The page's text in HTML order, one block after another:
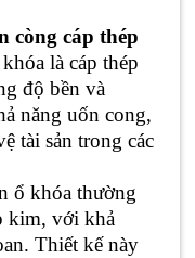
còng cáp thép
là cáp thép
độ bền và
năng uốn cong,
tài sản trong các
ổ khóa thường
kim, với khả
Thiết kế này